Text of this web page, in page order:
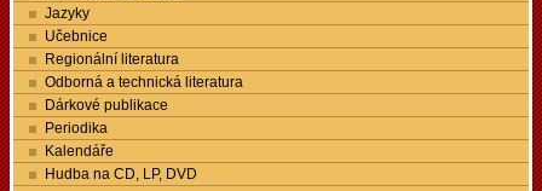
Jazyky
Učebnice
Regionální literatura
Odborná a technická literatura
Dárkové publikace
Periodika
Kalendáře
Hudba na CD, LP, DVD